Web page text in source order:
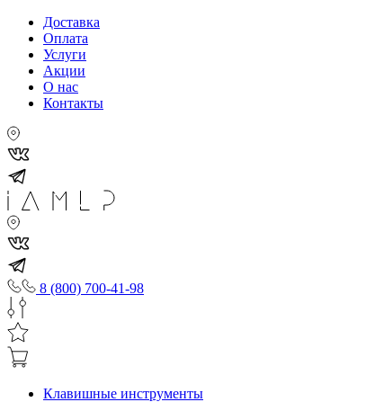
Доставка
Оплата
Услуги
Акции
О нас
Контакты
8 (800) 700-41-98
Клавишные инструменты